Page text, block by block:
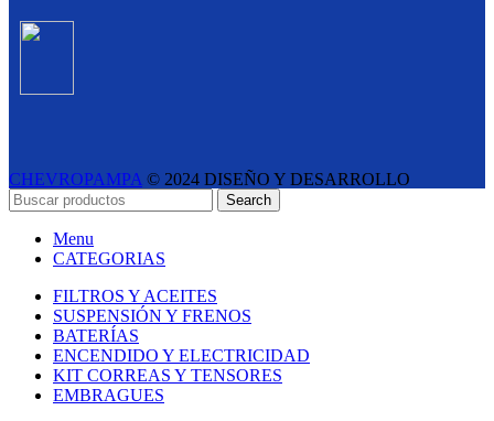
CHEVROPAMPA © 2024 DISEÑO Y DESARROLLO
ESTUDIO LIPINA
- E-COMMERCE SOLUTIONS
Search
Menu
CATEGORIAS
FILTROS Y ACEITES
SUSPENSIÓN Y FRENOS
BATERÍAS
ENCENDIDO Y ELECTRICIDAD
KIT CORREAS Y TENSORES
EMBRAGUES